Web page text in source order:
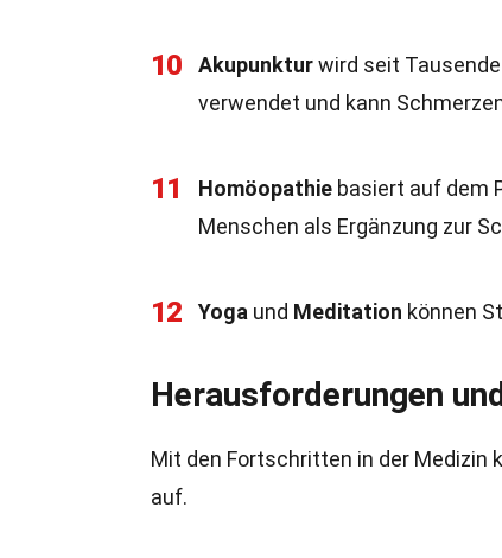
10 Akupunkturwird seit
verwendet und kann
11 Homöopathie basiert auf dem
Menschen als Ergänzung zur
12 Yoga und Meditation können
Herausforderungen
Mit den Fortschritten in der Medizin
auf.